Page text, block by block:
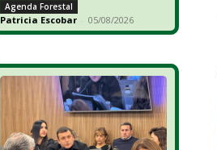
Agenda Forestal
Patricia Escobar - 05/08/2026